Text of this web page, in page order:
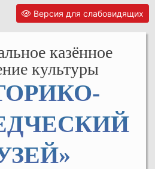
Версия для слабовидящих
казённое
культуры